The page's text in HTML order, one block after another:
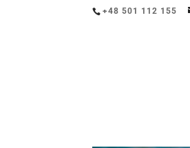
+48 501 112 155